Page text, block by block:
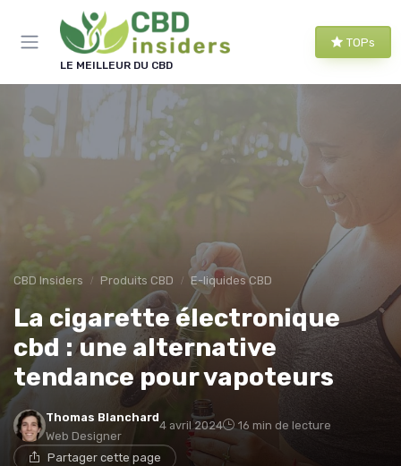
LE MEILLEUR DU CBD
TOPs
CBD Insiders Produits CBD E-liquides CBD
La cigarette électronique
cbd : une alternative
tendance pour vapoteurs
Thomas Blanchard
Web Designer
4 avril 2024 16 min de lecture
Partager cette page
Panneau de gestion des cookies